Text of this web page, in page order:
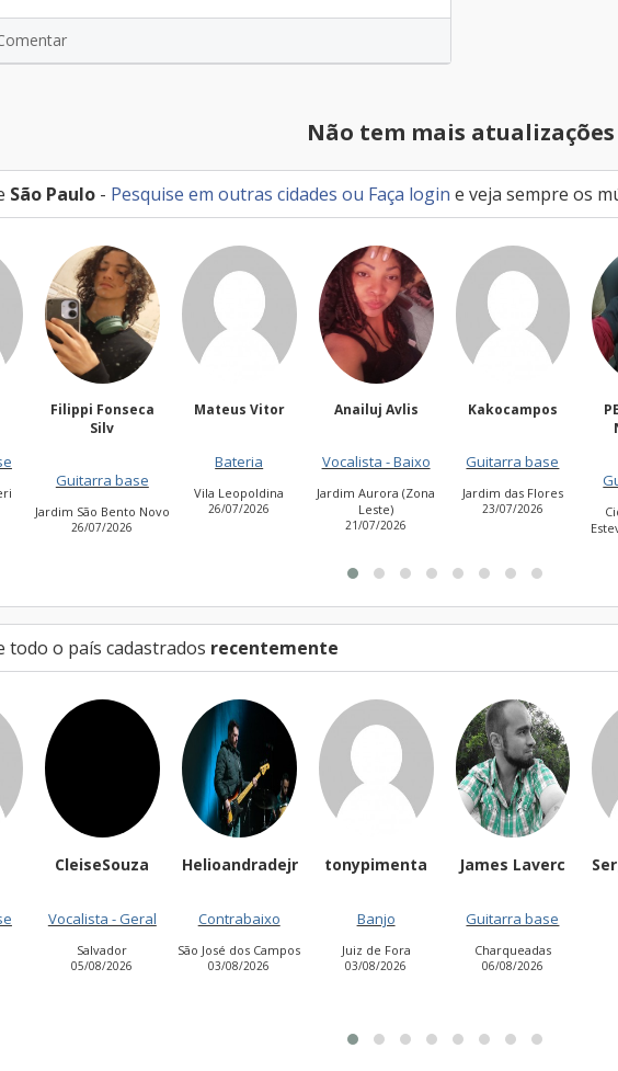
Não tem mais atualizações
São Paulo - Pesquise em outras cidades ou Faça login e veja sempre os
Mateus Vitor
Vila Leopoldina
26/07/2026
Anailuj Avlis
Vocalista - Baixo
Jardim Aurora (Zona
Leste)
Kakocampos
Guitarra base
Jardim das Flores
23/07/2026
PEDRO TIAGO
Cidade Antônio
todo o país cadastrados recentemente
Helioandradejr
Contrabaixo
São José dos Campos
03/08/2026
tonypimenta
Banjo
Juiz de Fora
03/08/2026
James Laverc
Guitarra base
Charqueadas
06/08/2026
SergioDowsder